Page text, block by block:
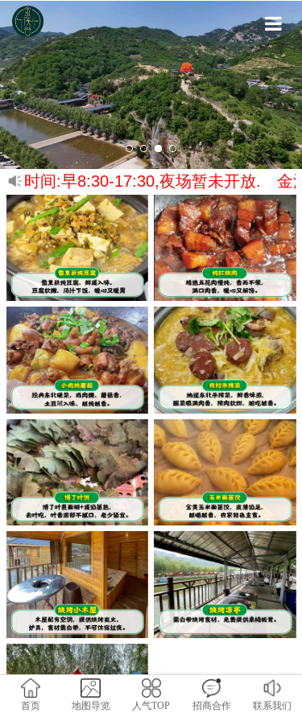
首
金
金
金
金
联
时间:早8:30-17:30,夜场暂未开放. 金
首页 地图导览 人气TOP 招商合作 联系我们